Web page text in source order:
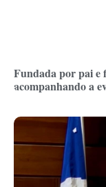
Fundada por pai e
acompanhando a